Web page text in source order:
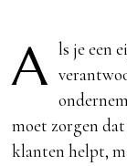
A ls je een
moet zorgen
klanten helpt,